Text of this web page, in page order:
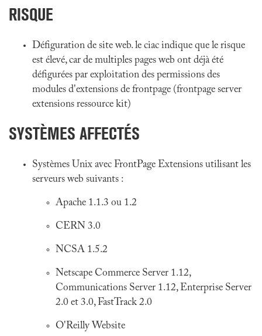
RISQUE
Défiguration de site web. le ciac indique que le risque
est élevé, car de multiples pages web ont déjà été
défigurées par exploitation des permissions des
modules d'extensions de frontpage (frontpage server
extensions ressource kit)
SYSTÈMES AFFECTÉS
Systèmes Unix avec FrontPage Extensions utilisant les
serveurs web suivants :
Apache 1.1.3 ou 1.2
CERN 3.0
NCSA 1.5.2
Netscape Commerce Server 1.12,
Communications Server 1.12, Enterprise Server
2.0 et 3.0, FastTrack 2.0
O'Reilly Website